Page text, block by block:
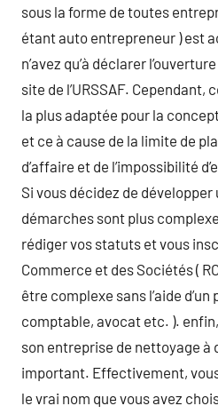
sous la forme de toutes
étant auto entrepreneur ) est
n’avez qu’à déclarer
site de l’URSSAF. Cependant,
la plus adaptée pour la
et ce à cause de la limite de
d’affaire et de l’impossibilité
Si vous décidez de
démarches sont plus
rédiger vos statuts et vous
Commerce et des Sociétés (
être complexe sans l’aide
comptable, avocat etc. ).
son entreprise de nettoyage à
important. Effectivement,
le vrai nom que vous avez